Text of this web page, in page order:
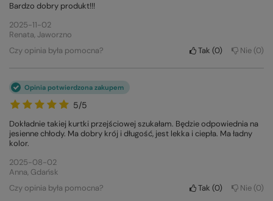
Bardzo dobry produkt!!!
2025-11-02
Renata, Jaworzno
Czy opinia była pomocna?
Tak 0 Nie 0
5/5
Opinia potwierdzona zakupem
Dokładnie takiej kurtki przejściowej szukałam. Będzie odpowiednia na
jesienne chłody. Ma dobry krój i długość, jest lekka i ciepła. Ma ładny
kolor.
2025-08-02
Anna, Gdańsk
Czy opinia była pomocna?
Tak 0 Nie 0